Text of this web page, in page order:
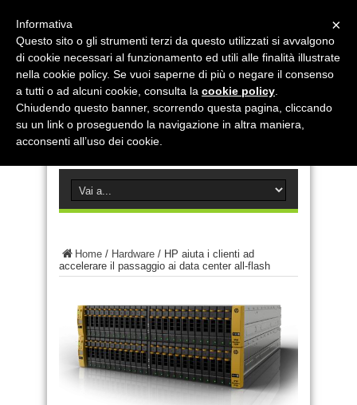
Home / Hardware / HP aiuta i clienti ad
accelerare il passaggio ai data center all-flash
×
Informativa
Questo sito o gli strumenti terzi da questo utilizzati si avvalgono
di cookie necessari al funzionamento ed utili alle finalità illustrate
nella cookie policy. Se vuoi saperne di più o negare il consenso
a tutti o ad alcuni cookie, consulta la cookie policy
Chiudendo questo banner, scorrendo questa pagina, cliccando
su un link o proseguendo la navigazione in altra maniera,
acconsenti all’uso dei cookie.